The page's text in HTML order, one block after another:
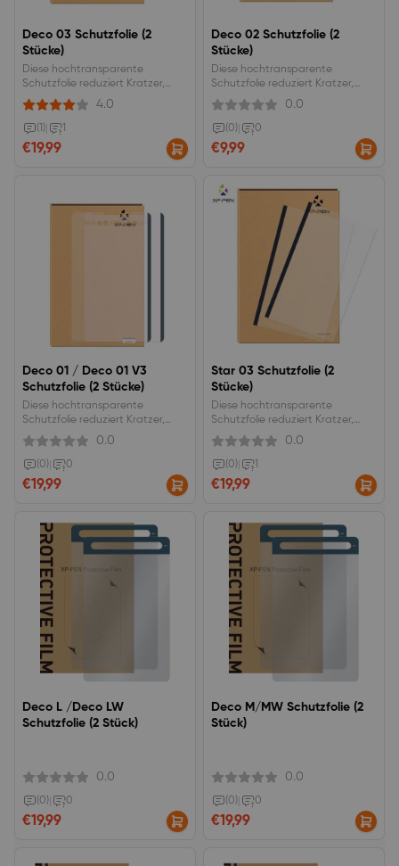
Deco 03 Schutzfolie (2
Stücke)
Diese hochtransparente
Schutzfolie reduziert Kratzer,
Beschädigungen und
Fingerabdrücke auf Ihrem Deco
03.
4.0
(1)
€19,99
Deco 02 Schutzfolie (2
Stücke)
Diese hochtransparente
Schutzfolie reduziert Kratzer,
Beschädigungen und
Fingerabdrücke auf Ihrem Deco
02.
0.0
(0) 0
€9,99
Deco 01 / Deco 01 V3
Schutzfolie (2 Stücke)
Diese hochtransparente
Schutzfolie reduziert Kratzer,
Beschädigungen und
Fingerabdrücke auf Ihrem Deco
01/ Deco 01V2/ Deco 01V3.
0.0
(0) 0
€19,99
Star 03 Schutzfolie (2
Stücke)
Diese hochtransparente
Schutzfolie reduziert Kratzer,
Beschädigungen und
Fingerabdrücke auf Ihrem Deco
03.
0.0
(0)
€19,99
Deco L /Deco LW
Schutzfolie (2 Stück)
0.0
(0) 0
€19,99
Deco M/MW Schutzfolie (2
Stück)
0.0
(0) 0
€19,99